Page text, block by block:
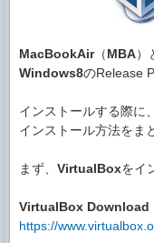
MacBookAir（MBA）
Windows8のRelease
インストールする際に
インストール方法をま
まず、 VirtualBoxをイ
VirtualBox Download
https://